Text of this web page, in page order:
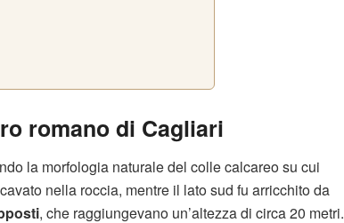
romano di Cagliari
la morfologia naturale del colle calcareo su cui
nella roccia, mentre il lato sud fu arricchito da
, che raggiungevano un’altezza di circa 20 metri.